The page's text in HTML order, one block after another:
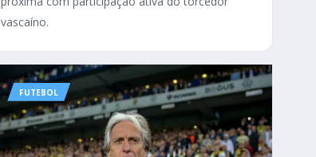
vascaíno.
FUTEBOL